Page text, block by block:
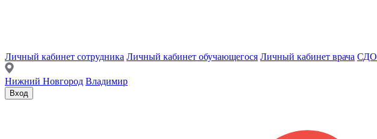
Личный кабинет сотрудника Личный кабинет обучающегося Личный кабинет врача СДО
Нижний Новгород Владимир
Вход